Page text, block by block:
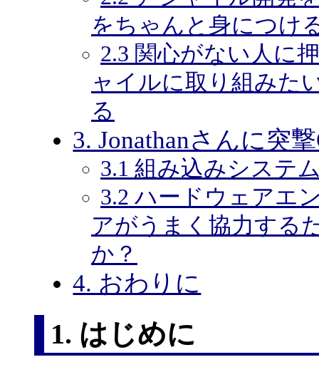
をちゃんと身につけ
2.3 関心がない人に
ャイルに取り組みた
る
3. Jonathanさんに突
3.1 組み込みシステ
3.2 ハードウェアエ
アがうまく協力する
か？
4. おわりに
1. はじめに